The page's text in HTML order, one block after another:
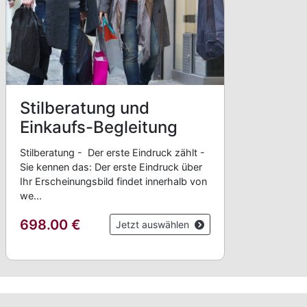
Stilberatung und
Einkaufs-Begleitung
Stilberatung - Der erste Eindruck zählt -
Sie kennen das: Der erste Eindruck über
Ihr Erscheinungsbild findet innerhalb von
we...
698.00 € Jetzt auswählen